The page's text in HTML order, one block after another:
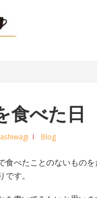
食べた日
Blog
食べたことのないもの
す。